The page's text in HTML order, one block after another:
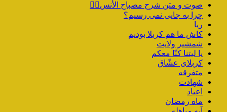
صوت و متن شرح مصباح الأنس۳️⃣
چرا به جایی نمی رسیم؟
ریا
کاش ما هم کربلا بودیم
شمشیر ولایت
یا لیتنا کنّا معکم
کربلای عشّاق
متفرقه
شهادت
اعیاد
ماه رمضان